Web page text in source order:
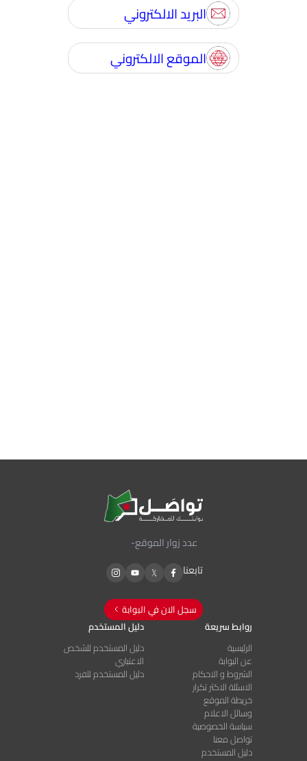
البريد الالكتروني
الموقع الالكتروني
عدد زوار الموقع-
تابعنا
سجل الان في البوابة
روابط سريعة
الرئيسية
عن البوابة
الشروط و الاحكام
الاسئلة الاكثر تكرار
خريطة الموقع
وسائل الاعلام
سياسة الخصوصية
تواصل معنا
دليل المستخدم
دليل المستخدم
دليل المستخدم للشخص
الاعتباري
دليل المستخدم للفرد